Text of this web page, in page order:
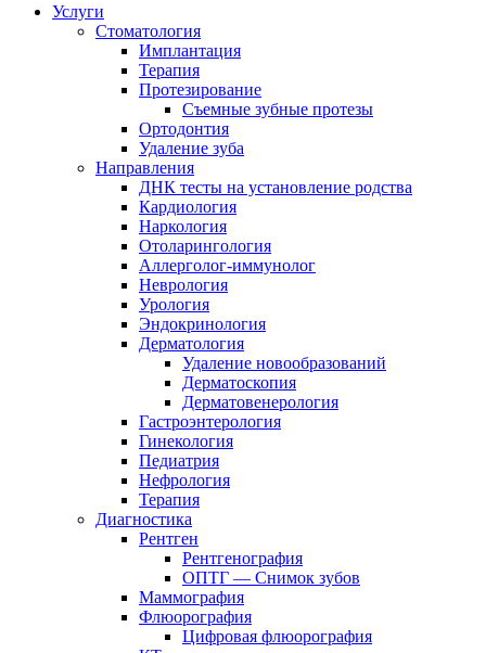
Услуги
Стоматология
Имплантация
Терапия
Протезирование
Съемные зубные протезы
Ортодонтия
Удаление зуба
Направления
ДНК тесты на установление родства
Кардиология
Наркология
Отоларингология
Аллерголог-иммунолог
Неврология
Урология
Эндокринология
Дерматология
Удаление новообразований
Дерматоскопия
Дерматовенерология
Гастроэнтерология
Гинекология
Педиатрия
Нефрология
Терапия
Диагностика
Рентген
Рентгенография
ОПТГ — Снимок зубов
Маммография
Флюорография
Цифровая флюорография